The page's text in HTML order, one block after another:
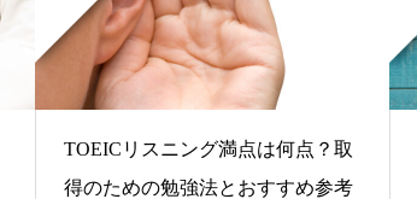
TOEICリスニング満点は何点？取
得のための勉強法とおすすめ参考